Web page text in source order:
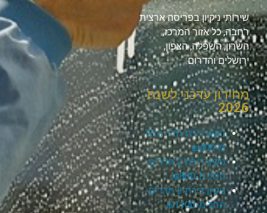
שירותי ניקיון בפריסה ארצית
רחבה, כל אזור המרכז,
השרון, השפלה, הצפון,
ירושלים והדרום.
מחירון עדכני לשנת
2026
ניקיון דירת חדר החל
מ-₪400
ניקיון דירת 2 חדרים
החל מ-₪800
ניקיון דירת 3 חדרים
החל מ-₪1100